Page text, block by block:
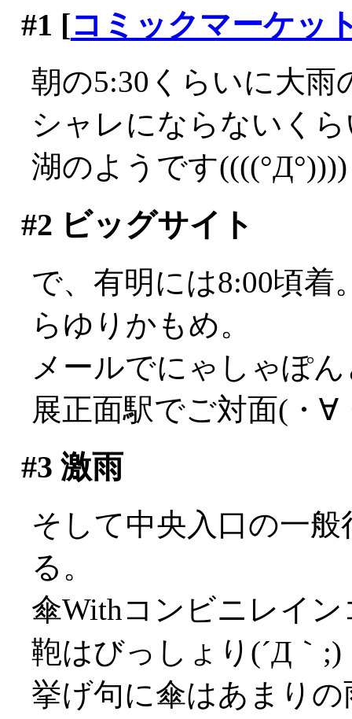
#1 [コミックマーケッ
朝の5:30くらいに大雨
シャレにならないく
湖のようです((((°Д°))))
#2 ビッグサイト
で、有明には8:00頃着
らゆりかもめ。
メールでにゃしゃぽ
展正面駅でご対面(・∀
#3 激雨
そして中央入口の一
る。
傘Withコンビニレイ
鞄はびっしょり(´Д｀;)
挙げ句に傘はあまり